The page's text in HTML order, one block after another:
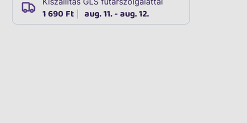
1 690 Ft aug. 11. - aug. 12.